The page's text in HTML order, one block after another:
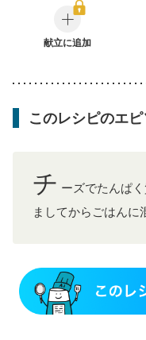
糖尿病性腎症（第３期）
CKD（ステージ２）
CKD（ステージ３b）
妊婦健診・血糖値が気に
貧血対策
ニキビ・肌
献立に追加
このレシピのエ
チ ーズでたんぱ
ましてからごはんに